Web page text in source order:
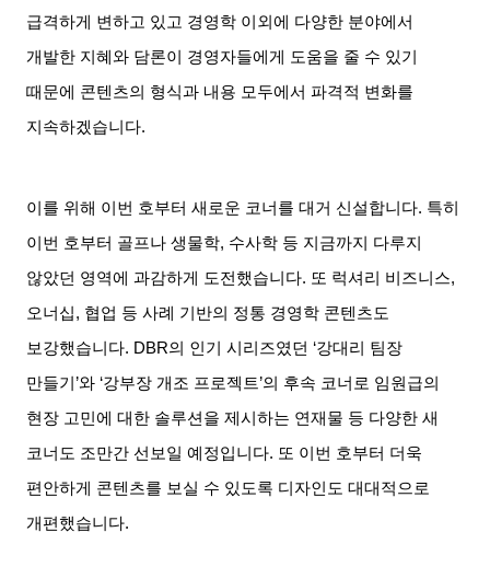
급격하게 변하고 있고 경영학 이외에 다양한 분야에서
개발한 지혜와 담론이 경영자들에게 도움을 줄 수 있기
때문에 콘텐츠의 형식과 내용 모두에서 파격적 변화를
지속하겠습니다.
이를 위해 이번 호부터 새로운 코너를 대거 신설합니다. 특히
이번 호부터 골프나 생물학, 수사학 등 지금까지 다루지
않았던 영역에 과감하게 도전했습니다. 또 럭셔리 비즈니스,
오너십, 협업 등 사례 기반의 정통 경영학 콘텐츠도
보강했습니다. DBR의 인기 시리즈였던 ‘강대리 팀장
만들기’와 ‘강부장 개조 프로젝트’의 후속 코너로 임원급의
현장 고민에 대한 솔루션을 제시하는 연재물 등 다양한 새
코너도 조만간 선보일 예정입니다. 또 이번 호부터 더욱
편안하게 콘텐츠를 보실 수 있도록 디자인도 대대적으로
개편했습니다.